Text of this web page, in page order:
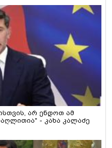
არ ენდოთ ამ
- კახა კალაძე